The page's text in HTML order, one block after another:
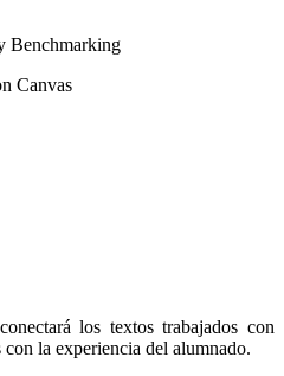
Benchmarking
Canvas
los textos trabajados con
con la experiencia del alumnado.